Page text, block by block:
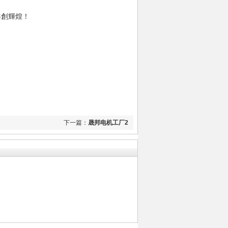
輝煌！
下一篇： 晟邦电机工厂2